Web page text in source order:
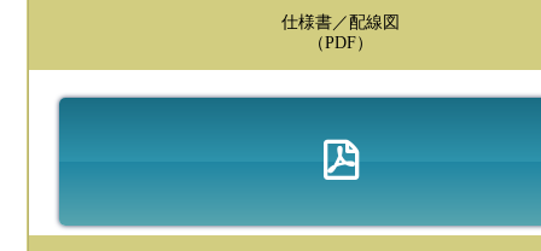
仕様書／配線図
（PDF）